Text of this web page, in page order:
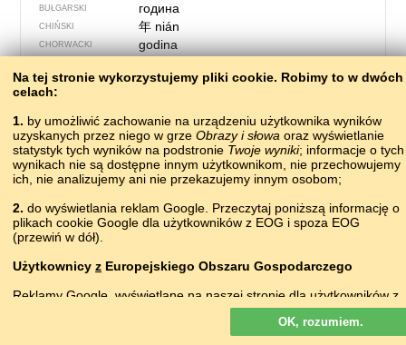
BUŁGARSKI година
CHIŃSKI 年 nián
CHORWACKI godina
DOLNOŁUŻYCKI lěto
DUŃSKI
ERZIAŃSKI ие
ESPERANTO jaro
ESTOŃSKI aasta
FARERSKI ár
FRANCUSKI année, an
FRIULSKI an
GÓRNOŁUŻYCKI
GRECKI χρόνος
HISZPAŃSKI año
Na tej stronie wykorzystujemy pliki сookie. Robimy to w dwóch
celach:
1. by umożliwić zachowanie na urządzeniu użytkownika wyników
uzyskanych przez niego w grze Obrazy i słowa oraz wyświetlanie
statystyk tych wyników na podstronie Twoje wyniki; informacje o tych
wynikach nie są dostępne innym użytkownikom, nie przechowujemy
ich, nie analizujemy ani nie przekazujemy innym osobom;
2. do wyświetlania reklam Google. Przeczytaj poniższą informację o
plikach cookie Google dla użytkowników z EOG i spoza EOG
(przewiń w dół).
Użytkownicy z Europejskiego Obszaru Gospodarczego
Reklamy Google, wyświetlane na naszej stronie dla użytkowników z
są personalizowane. Chociaż reklamy te nie wykorzystują
plików cookie na potrzeby personalizacji reklam, to wykorzystują je,
by umożliwiać ograniczenie liczby wyświetleń, generowanie
OK, rozumiem.